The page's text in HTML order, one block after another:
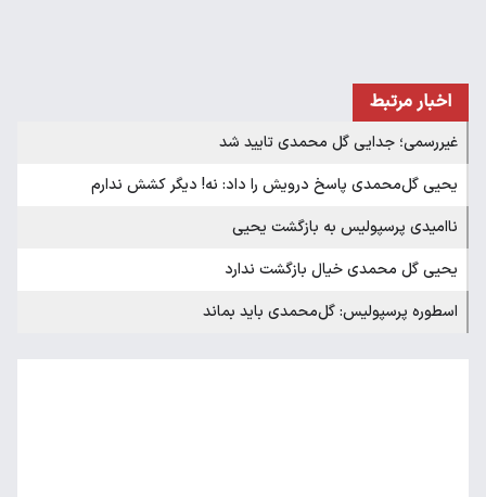
اخبار مرتبط
غیررسمی؛ جدایی گل محمدی تایید شد
یحیی گل‌محمدی پاسخ درویش را داد: نه! دیگر کشش ندارم
ناامیدی پرسپولیس به بازگشت یحیی
یحیی گل محمدی خیال بازگشت ندارد
اسطوره پرسپولیس: گل‌محمدی باید بماند